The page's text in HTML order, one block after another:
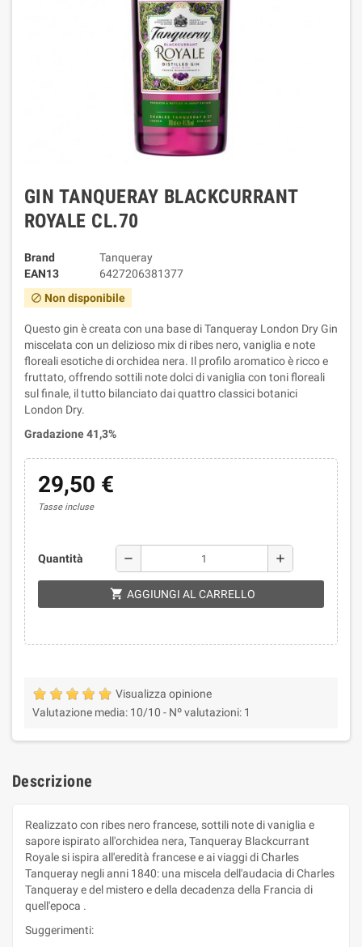
GIN TANQUERAY BLACKCURRANT
ROYALE CL.70
Brand
Tanqueray
EAN13
6427206381377
block Non disponibile
Questo gin è creata con una base di Tanqueray London Dry Gin
miscelata con un delizioso mix di ribes nero, vaniglia e note
floreali esotiche di orchidea nera. Il profilo aromatico è ricco e
fruttato, offrendo sottili note dolci di vaniglia con toni floreali
sul finale, il tutto bilanciato dai quattro classici botanici
London Dry.
Gradazione 41,3%
29,50 €
Tasse incluse
Quantità remove add
shopping_cart AGGIUNGI AL CARRELLO
Visualizza opinione
Valutazione media: 10/10 - Nº valutazioni: 1
Descrizione
Realizzato con ribes nero francese, sottili note di vaniglia e
sapore ispirato all'orchidea nera, Tanqueray Blackcurrant
Royale si ispira all'eredità francese e ai viaggi di Charles
Tanqueray negli anni 1840: una miscela dell'audacia di Charles
Tanqueray e del mistero e della decadenza della Francia di
quell'epoca .
Suggerimenti: